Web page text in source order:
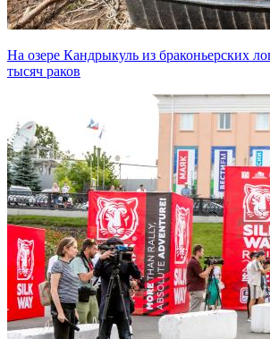
На озере Кандрыкуль из браконьерских
тысяч раков